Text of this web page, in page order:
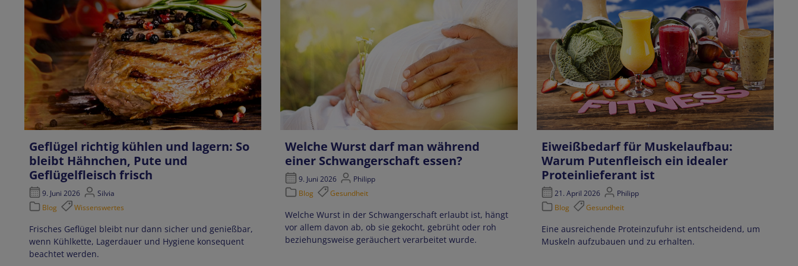
Geflügel richtig kühlen und lagern: So
bleibt Hähnchen, Pute und
Geflügelfleisch frisch
9. Juni 2026
Silvia
Blog
Wissenswertes
Frisches Geflügel bleibt nur dann sicher und genießbar,
wenn Kühlkette, Lagerdauer und Hygiene konsequent
beachtet werden.
Welche Wurst darf man während
einer Schwangerschaft essen?
9. Juni 2026
Philipp
Blog
Gesundheit
Welche Wurst in der Schwangerschaft erlaubt ist, hängt
vor allem davon ab, ob sie gekocht, gebrüht oder roh
beziehungsweise geräuchert verarbeitet wurde.
Eiweißbedarf für Muskelaufbau:
Warum Putenfleisch ein idealer
Proteinlieferant ist
21. April 2026
Philipp
Blog
Gesundheit
Eine ausreichende Proteinzufuhr ist entscheidend, um
Muskeln aufzubauen und zu erhalten.